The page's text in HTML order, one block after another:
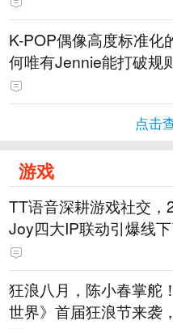
K-POP偶像高度标准化
何唯有Jennie能打破规
点击
游戏
TT语音深耕游戏社交
Joy四大IP联动引爆线
狂浪八月，陈小春掌舵
世界》首届狂浪节来袭